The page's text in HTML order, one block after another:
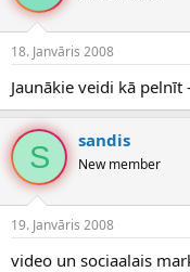
i
n
u
s
ā
c
ē
s
a
t
u
s
18. Janvāris 2008
Jaunākie veidi kā
S sandis
New member
19. Janvāris 2008
video un sociaalais